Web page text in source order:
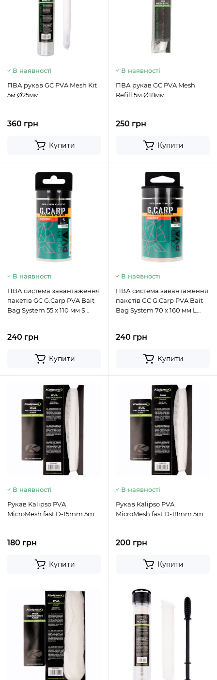
В наявності
ПВА рукав GC PVA Mesh Kit
5м Ø25мм
360 грн
Купити
В наявності
ПВА рукав GC PVA Mesh
Refill 5м Ø18мм
250 грн
Купити
В наявності
ПВА система завантаження
пакетів GC G.Carp PVA Bait
Bag System 55 x 110 мм S
240 грн
Купити
В наявності
ПВА система завантаження
пакетів GC G.Carp PVA Bait
Bag System 70 x 160 мм L
240 грн
Купити
В наявності
Рукав Kalipso PVA
MicroMesh fast D-15mm 5m
180 грн
Купити
В наявності
Рукав Kalipso PVA
MicroMesh fast D-18mm 5m
200 грн
Купити